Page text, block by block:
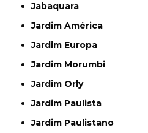
Jabaquara
Jardim América
Jardim Europa
Jardim Morumbi
Jardim Orly
Jardim Paulista
Jardim Paulistano